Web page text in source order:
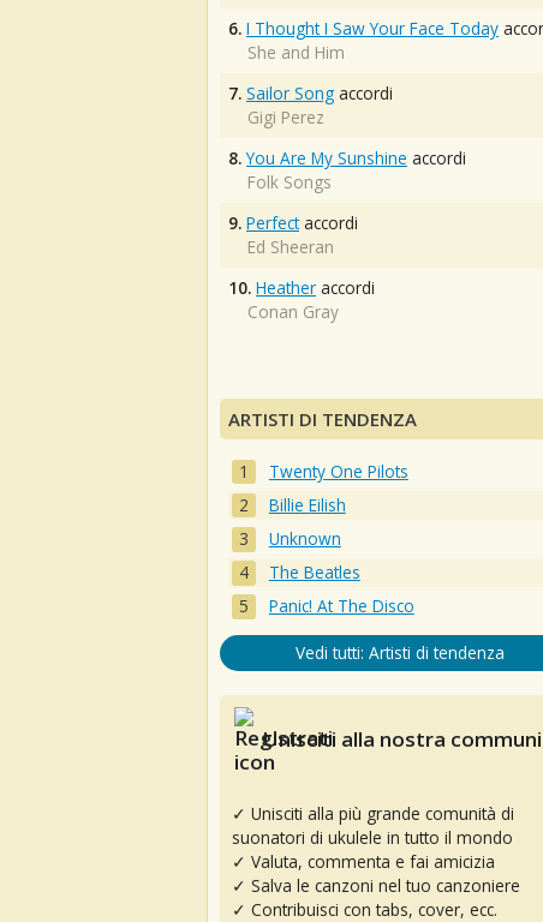
6. I Thought I Saw Your Face Today
She and Him
7. Sailor Song accordi
Gigi Perez
8. You Are My Sunshine accordi
Folk Songs
9. Perfectaccordi
Ed Sheeran
10. Heather accordi
Conan Gray
ARTISTI DI TENDENZA
Twenty One Pilots
Billie Eilish
Unknown
The Beatles
Panic! At The Disco
Vedi tutti: Artisti di tendenza
Unisciti alla nostra
✓ Unisciti alla più grande comunità di
suonatori di ukulele in tutto il mondo
✓ Valuta, commenta e fai amicizia
✓ Salva le canzoni nel tuo canzoniere
✓ Contribuisci con tabs, cover, ecc.